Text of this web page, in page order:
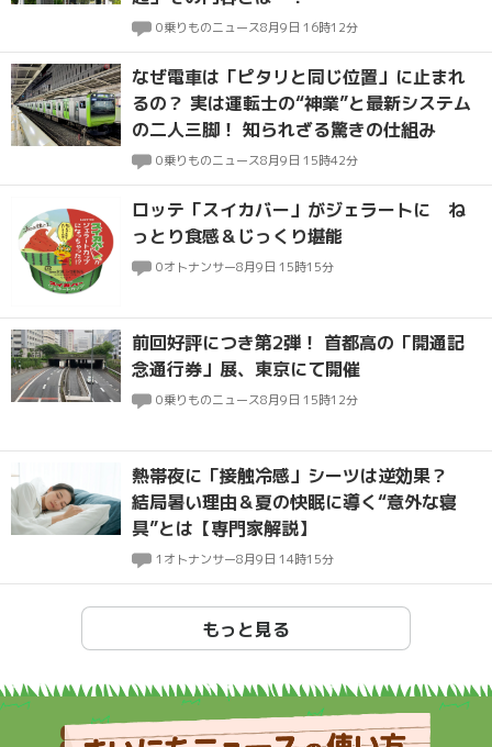
0乗りものニュース8月9日 16時12分
なぜ電車は「ピタリと同じ位置」に止まれ
るの？ 実は運転士の“神業”と最新システム
の二人三脚！ 知られざる驚きの仕組み
0乗りものニュース8月9日 15時42分
ロッテ「スイカバー」がジェラートに ね
っとり食感＆じっくり堪能
0オトナンサー8月9日 15時15分
前回好評につき第2弾！ 首都高の「開通記
念通行券」展、東京にて開催
0乗りものニュース8月9日 15時12分
熱帯夜に「接触冷感」シーツは逆効果？
結局暑い理由＆夏の快眠に導く“意外な寝
具”とは【専門家解説】
1 オトナンサー8月9日 14時15分
もっと見る